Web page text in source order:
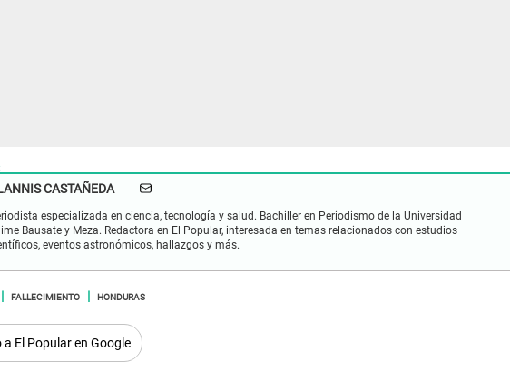
CASTAÑEDA
especializada en ciencia, tecnología y salud. Bachiller en Periodismo de la Universidad
Bausate y Meza. Redactora en El Popular, interesada en temas relacionados con estudios
eventos astronómicos, hallazgos y más.
FALLECIMIENTO HONDURAS
a El Popular en Google